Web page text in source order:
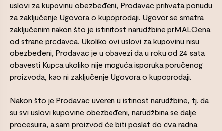
uslovi za kupovinu obezbeđeni, Prodavac prihvata ponudu
za zaključenje Ugovora o kupoprodaji. Ugovor se smatra
zaključenim nakon što je istinitost narudžbine prMALOena
od strane prodavca. Ukoliko ovi uslovi za kupovinu nisu
obezbeđeni, Prodavac je u obavezi da u roku od 24 sata
obavesti Kupca ukoliko nije moguća isporuka poručenog
proizvoda, kao ni zaključenje Ugovora o kupoprodaji.
Nakon što je Prodavac uveren u istinost narudžbine, tj. da
su svi uslovi kupovine obezbeđeni, narudžbina se dalje
procesuira, a sam proizvod će biti poslat do dva radna